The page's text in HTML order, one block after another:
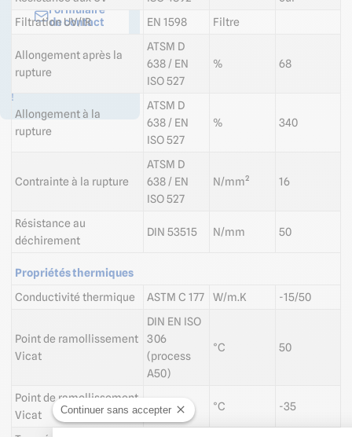
Formulaire
de contact
Professionnels ? Créez
votre compte et
!
Filtration UV/IR
EN 1598 Filtre
Allongement après la
rupture
ATSM D
638 / EN
ISO 527
% 68
Allongement à la
rupture
ATSM D
638 / EN
ISO 527
% 340
Contrainte à la rupture
ATSM D
638 / EN
ISO 527
N/mm² 16
Résistance au
déchirement
DIN 53515 N/mm 50
Propriétés thermiques
Conductivité thermique
ASTM C 177 W/m.K -15/50
Point de ramollissement
Vicat
DIN EN ISO
306
(process
A50)
°C 50
Point de ramollissement
Vicat
ISO 75-2 °C -35
Continuer sans accepter